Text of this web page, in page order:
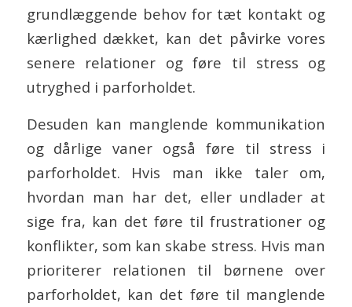
grundlæggende behov for tæt kontakt og
kærlighed dækket, kan det påvirke vores
senere relationer og føre til stress og
utryghed i parforholdet.
Desuden kan manglende kommunikation
og dårlige vaner også føre til stress i
parforholdet. Hvis man ikke taler om,
hvordan man har det, eller undlader at
sige fra, kan det føre til frustrationer og
konflikter, som kan skabe stress. Hvis man
prioriterer relationen til børnene over
parforholdet, kan det føre til manglende